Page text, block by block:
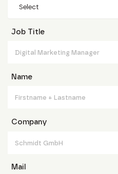
Select
Job Title
Name
Company
Mail